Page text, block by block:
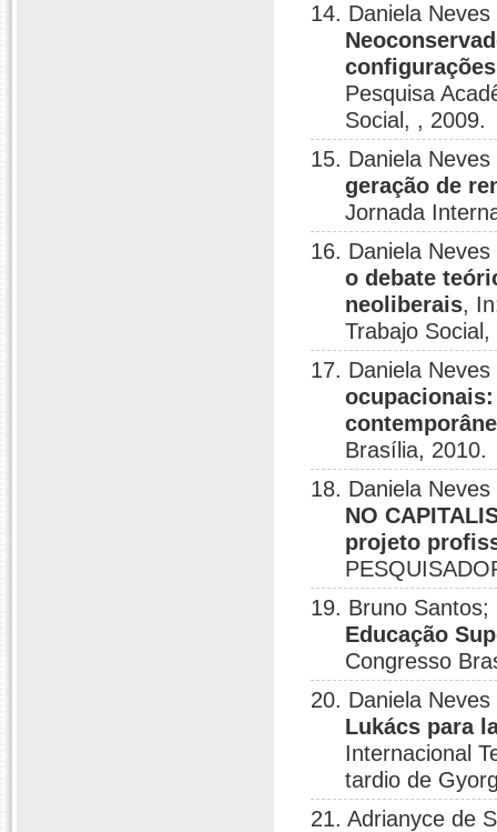
14. Daniela
Pesquisa
Social, , 2009.
15. Daniela
geração de
Jornada
16. Daniela
o debate
neoliberais,
Trabajo
17. Daniela
Brasília, 2010.
18. Daniela
NO
projeto
19. Bruno
Educação
Congresso
20. Daniela
Lukács para
Internacional
tardio de
21. Adrianyce de